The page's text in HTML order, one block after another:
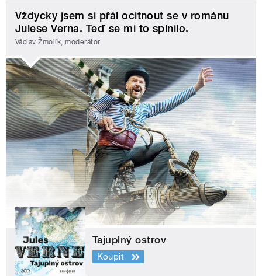
Vždycky jsem si přál ocitnout se v románu
Julese Verna. Teď se mi to splnilo.
Václav Žmolík, moderátor
Tajuplný ostrov
Koupit